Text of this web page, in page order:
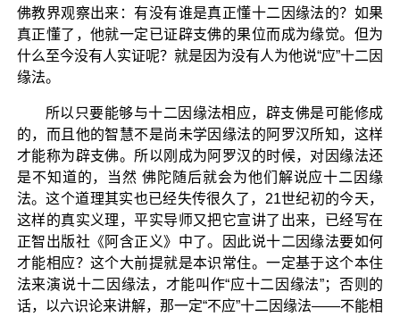
佛教界观察出来：有没有谁是真正懂十二因缘法的？如果
真正懂了，他就一定已证辟支佛的果位而成为缘觉。但为
什么至今没有人实证呢？就是因为没有人为他说“应”十二因
缘法。
所以只要能够与十二因缘法相应，辟支佛是可能修成
的，而且他的智慧不是尚未学因缘法的阿罗汉所知，这样
才能称为辟支佛。所以刚成为阿罗汉的时候，对因缘法还
是不知道的，当然 佛陀随后就会为他们解说应十二因缘
法。这个道理其实也已经失传很久了，21世纪初的今天，
这样的真实义理，平实导师又把它宣讲了出来，已经写在
正智出版社《阿含正义》中了。因此说十二因缘法要如何
才能相应？这个大前提就是本识常住。一定基于这个本住
法来演说十二因缘法，才能叫作“应十二因缘法”；否则的
话，以六识论来讲解，那一定“不应”十二因缘法——不能相